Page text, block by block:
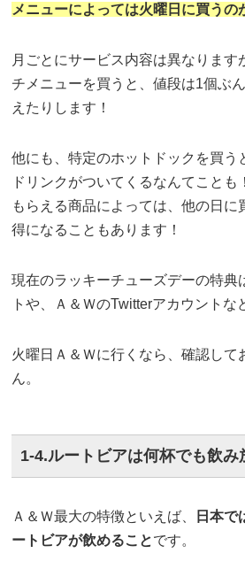
メニューによっては火曜日に買うの
月ごとにサービス内容は異なります
チメニューを買うと、値段は1個ぶ
えたりします！
他にも、特定のホットドックを買う
ドリンクがついてくるなんてことも！
もらえる商品によっては、他の日に
得になることもあります！
現在のラッキーチューズデーの特典
トや、Ａ＆ＷのTwitterアカウントな
火曜日Ａ＆Ｗに行くなら、確認して
ん。
1-4.ルートビアは何杯でも飲み
Ａ＆Ｗ最大の特徴といえば、
日本で
ートビアが飲めることです。